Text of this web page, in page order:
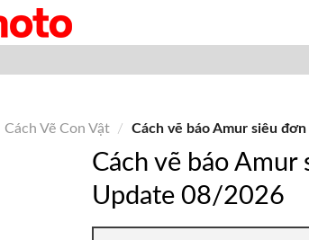
Cách Vẽ Con Vật / Cách vẽ báo Amur siêu
Cách vẽ báo
Update 08/2026